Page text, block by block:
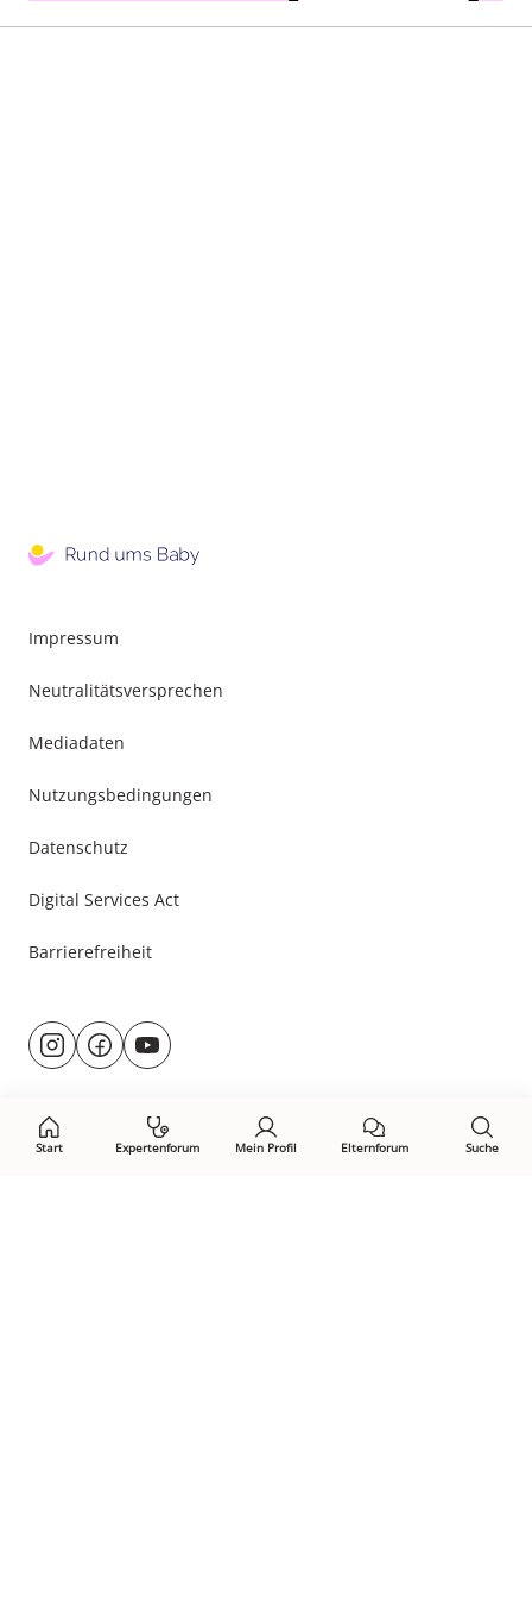
Start Expertenforum Mein Profil Elternforum Suche
Impressum
Neutralitätsversprechen
Mediadaten
Nutzungsbedingungen
Datenschutz
Digital Services Act
Barrierefreiheit
Besuche
uns@rund.ums.baby
facebook.com/rundumsbaby.de
youtube.com/@rundumsbaby_